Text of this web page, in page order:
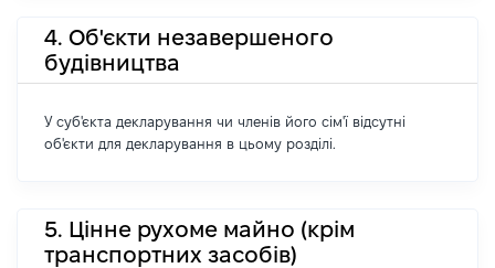
4. Об'єкти незавершеного
будівництва
У суб'єкта декларування чи членів його сім'ї відсутні
об'єкти для декларування в цьому розділі.
5. Цінне рухоме майно (крім
транспортних засобів)